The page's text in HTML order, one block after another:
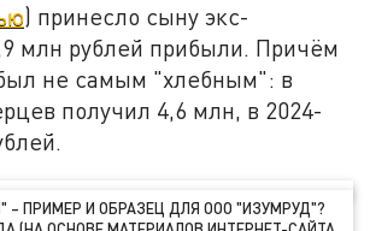
) принесло сыну экс-
млн рублей прибыли. Причём
не самым "хлебным": в
получил 4,6 млн, в 2024-
ПРИМЕР И ОБРАЗЕЦ ДЛЯ ООО "ИЗУМРУД"?